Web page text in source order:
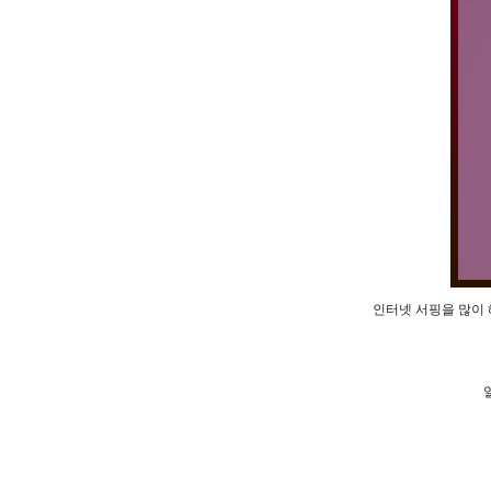
인터넷 서핑을 많이